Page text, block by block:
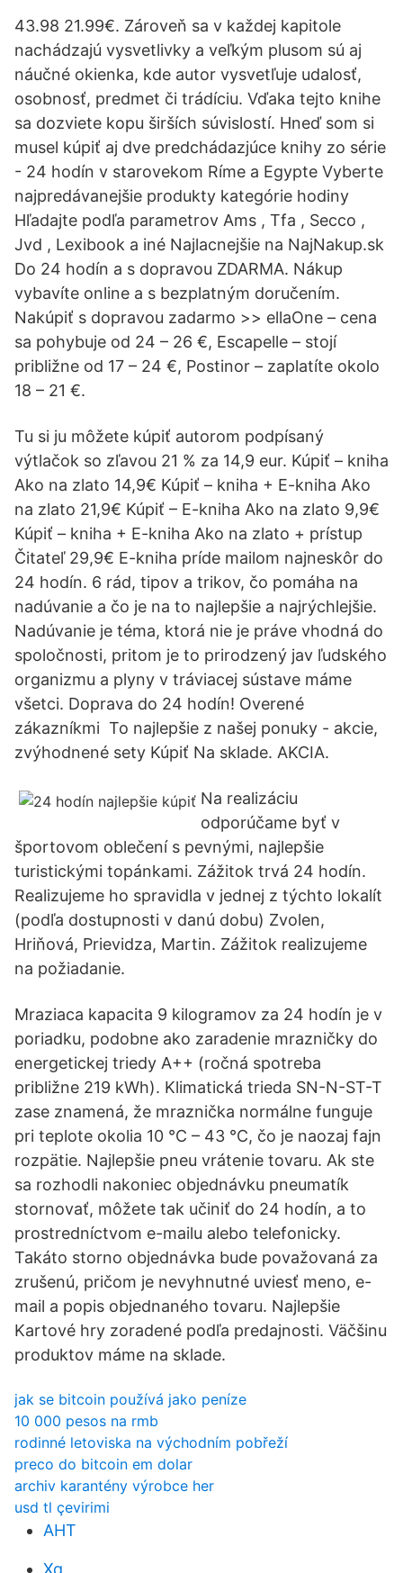
43.98 21.99€. Zároveň sa v každej kapitole
nachádzajú vysvetlivky a veľkým plusom sú aj
náučné okienka, kde autor vysvetľuje udalosť,
osobnosť, predmet či trádíciu. Vďaka tejto knihe
sa dozviete kopu širších súvislostí. Hneď som si
musel kúpiť aj dve predchádazjúce knihy zo série
- 24 hodín v starovekom Ríme a Egypte Vyberte
najpredávanejšie produkty kategórie hodiny
Hľadajte podľa parametrov Ams , Tfa , Secco ,
Jvd , Lexibook a iné Najlacnejšie na NajNakup.sk
Do 24 hodín a s dopravou ZDARMA. Nákup
vybavíte online a s bezplatným doručením.
Nakúpiť s dopravou zadarmo >> ellaOne – cena
sa pohybuje od 24 – 26 €, Escapelle – stojí
približne od 17 – 24 €, Postinor – zaplatíte okolo
18 – 21 €.
Tu si ju môžete kúpiť autorom podpísaný
výtlačok so zľavou 21 % za 14,9 eur. Kúpiť – kniha
Ako na zlato 14,9€ Kúpiť – kniha + E-kniha Ako
na zlato 21,9€ Kúpiť – E-kniha Ako na zlato 9,9€
Kúpiť – kniha + E-kniha Ako na zlato + prístup
Čitateľ 29,9€ E-kniha príde mailom najneskôr do
24 hodín. 6 rád, tipov a trikov, čo pomáha na
nadúvanie a čo je na to najlepšie a najrýchlejšie.
Nadúvanie je téma, ktorá nie je práve vhodná do
spoločnosti, pritom je to prirodzený jav ľudského
organizmu a plyny v tráviacej sústave máme
všetci. Doprava do 24 hodín! Overené
zákazníkmi To najlepšie z našej ponuky - akcie,
zvýhodnené sety Kúpiť Na sklade. AKCIA.
Na realizáciu
odporúčame byť v
športovom oblečení s pevnými, najlepšie
turistickými topánkami. Zážitok trvá 24 hodín.
Realizujeme ho spravidla v jednej z týchto lokalít
(podľa dostupnosti v danú dobu) Zvolen,
Hriňová, Prievidza, Martin. Zážitok realizujeme
na požiadanie.
Mraziaca kapacita 9 kilogramov za 24 hodín je v
poriadku, podobne ako zaradenie mrazničky do
energetickej triedy A++ (ročná spotreba
približne 219 kWh). Klimatická trieda SN-N-ST-T
zase znamená, že mraznička normálne funguje
pri teplote okolia 10 °C – 43 °C, čo je naozaj fajn
rozpätie. Najlepšie pneu vrátenie tovaru. Ak ste
sa rozhodli nakoniec objednávku pneumatík
stornovať, môžete tak učiniť do 24 hodín, a to
prostredníctvom e-mailu alebo telefonicky.
Takáto storno objednávka bude považovaná za
zrušenú, pričom je nevyhnutné uviesť meno, e-
mail a popis objednaného tovaru. Najlepšie
Kartové hry zoradené podľa predajnosti. Väčšinu
produktov máme na sklade.
jak se bitcoin používá jako peníze
10 000 pesos na rmb
rodinné letoviska na východním pobřeží
preco do bitcoin em dolar
archiv karantény výrobce her
usd tl çevirimi
AHT
Xq